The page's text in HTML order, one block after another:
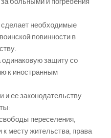
сделает необходимые
повинности в
одинаковую защиту со
к иностранным
и ее законодательству
переселения,
месту жительства, права